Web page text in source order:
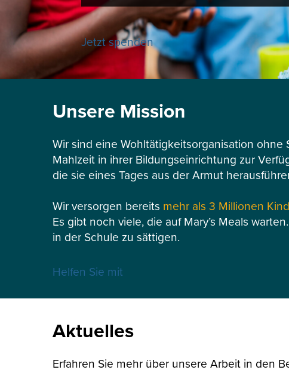
Jetzt spenden
Unsere Mission
Wir sind eine Wohltätigkeitsorganisation
Mahlzeit in ihrer Bildungseinrichtung zur
die sie eines Tages aus der Armut
Wir versorgen bereits mehr als 3 Millionen
Es gibt noch viele, die auf Mary’s Meals
in der Schule zu sättigen.
Helfen Sie mit
Aktuelles
Erfahren Sie mehr über unsere Arbeit in den